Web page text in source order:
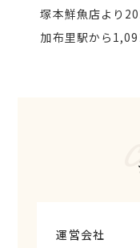
塚本鮮魚店より
加布里駅から
運営会社